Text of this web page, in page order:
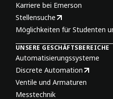
Karriere bei Emerson
Stellensuche
Möglichkeiten für Studenten
UNSERE GESCHÄFTSBEREICHE
Automatisierungssysteme
Discrete Automation
Ventile und Armaturen
Messtechnik